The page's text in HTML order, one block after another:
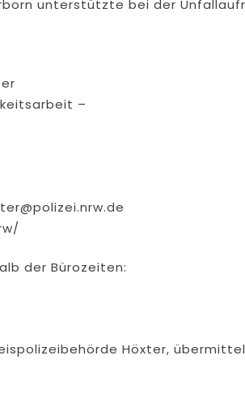
unterstützte bei der
–
der Bürozeiten:
Höxter,